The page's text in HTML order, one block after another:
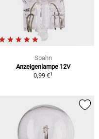
Spahn
Anzeigenlampe 12V
0,99 €1